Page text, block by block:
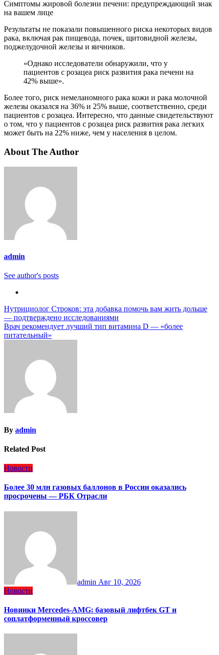
Симптомы жировой болезни печени: предупреждающий знак
на вашем лице
Результаты не показали повышенного риска некоторых видов
рака, включая рак пищевода, почек, щитовидной железы,
поджелудочной железы и яичников.
«Однако исследователи обнаружили, что у
пациентов с розацеа риск развития рака печени на
42% выше».
Более того, риск немеланомного рака кожи и рака молочной
железы оказался на 36% и 25% выше, соответственно, среди
пациентов с розацеа. Интересно, что данные свидетельствуют
о том, что у пациентов с розацеа риск развития рака легких
может быть на 22% ниже, чем у населения в целом.
About The Author
admin
See author's posts
Навигация
по
записям
Нутрициолог Строков: эта добавка помочь вам жить дольше
— подтверждено исследованиями
Врач рекомендует лучший тип витамина D — «более
питательный»
By admin
Related Post
Новости
Более 30 млн газовых баллонов в России оказались
просрочены — РБК Отрасли
admin Авг 10, 2026
Новости
Новинки Mercedes-AMG: базовый лифтбек GT и
соплатформенный кроссовер